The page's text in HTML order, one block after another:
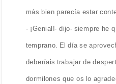
más bien parecía estar
- ¡Genial!- dijo- siempre he
temprano. El día se
deberíais trabajar de
dormilones que os lo